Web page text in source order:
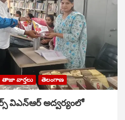
తాజా వార్తలు తెలంగాణ
విఎన్ఆర్ అద్వర్యంలో